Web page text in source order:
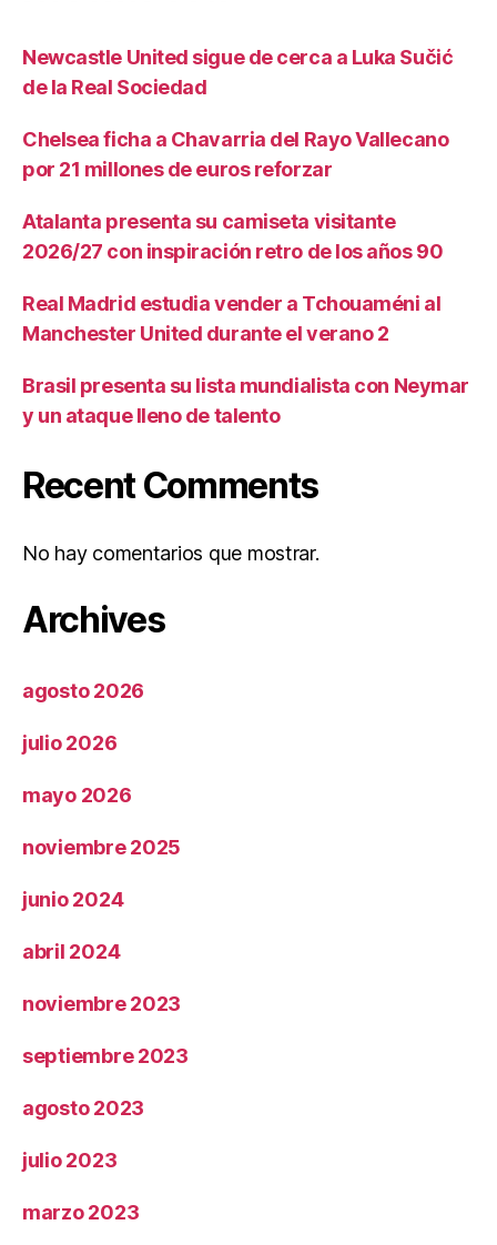
Newcastle United sigue de cerca a Luka Sučić
de la Real Sociedad
Chelsea ficha a Chavarria del Rayo Vallecano
por 21 millones de euros reforzar
Atalanta presenta su camiseta visitante
2026/27 con inspiración retro de los años 90
Real Madrid estudia vender a Tchouaméni al
Manchester United durante el verano 2
Brasil presenta su lista mundialista con Neymar
y un ataque lleno de talento
Recent Comments
No hay comentarios que mostrar.
Archives
agosto 2026
julio 2026
mayo 2026
noviembre 2025
junio 2024
abril 2024
noviembre 2023
septiembre 2023
agosto 2023
julio 2023
marzo 2023